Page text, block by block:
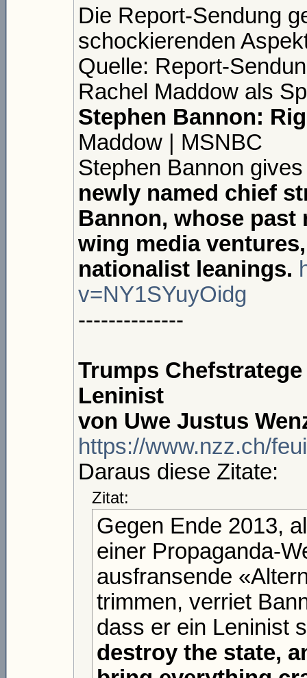
Die Report-Sendung
schockierenden
Quelle: Report-
Rachel Maddow als
Stephen Bannon:
Maddow | MSNBC
Stephen Bannon
newly named chief
Bannon, whose
wing media
nationalist leanings.
v=NY1SYuyOidg
--------------
Trumps
Leninist
von Uwe Justus
https://www.nzz.ch/
Daraus diese Zitate:
Zitat:
Gegen Ende 2013,
einer Propaganda-
ausfransende
trimmen, verriet
dass er ein Leninist
destroy the state,